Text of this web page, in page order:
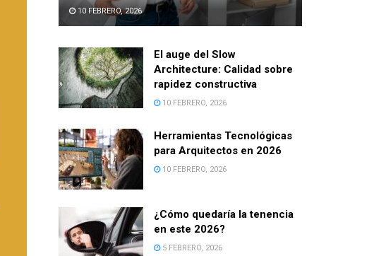
10 FEBRERO, 2026
El auge del Slow
Architecture: Calidad sobre
rapidez constructiva
10 FEBRERO, 2026
Herramientas Tecnológicas
para Arquitectos en 2026
10 FEBRERO, 2026
¿Cómo quedaría la tenencia
en este 2026?
5 FEBRERO, 2026